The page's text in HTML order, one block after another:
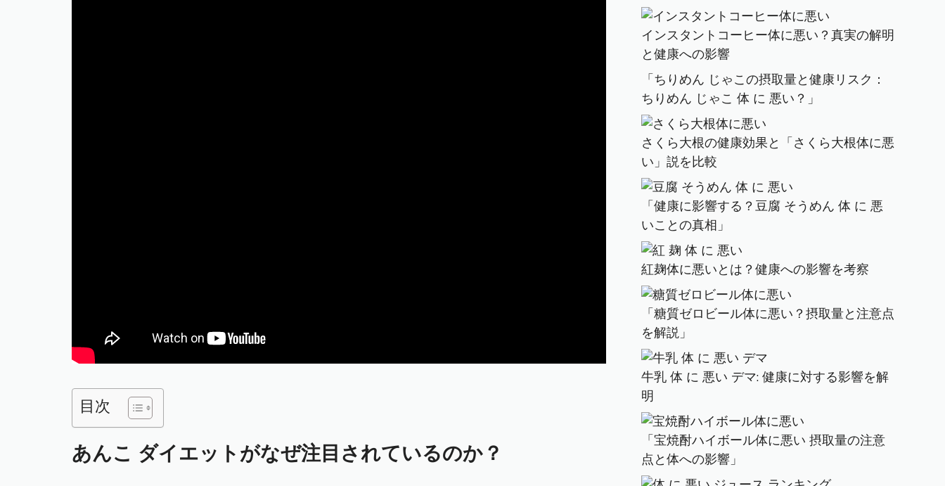
目次
あんこ ダイエットがなぜ注目されているのか？
インスタントコーヒー体に悪い？真実の解明
と健康への影響
「ちりめん じゃこの摂取量と健康リスク：
ちりめん じゃこ 体 に 悪い？」
さくら大根の健康効果と「さくら大根体に悪
い」説を比較
「健康に影響する？豆腐 そうめん 体 に 悪
いことの真相」
紅麹体に悪いとは？健康への影響を考察
「糖質ゼロビール体に悪い？摂取量と注意点
を解説」
牛乳 体 に 悪い デマ: 健康に対する影響を解
明
「宝焼酎ハイボール体に悪い 摂取量の注意
点と体への影響」